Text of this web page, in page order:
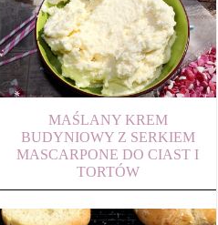
MAŚLANY KREM
BUDYNIOWY Z SERKIEM
MASCARPONE DO CIAST I
TORTÓW